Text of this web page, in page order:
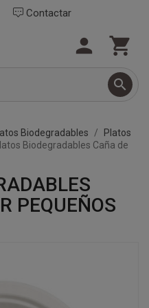
Contactar

 
Biodegradables
Platos
Biodegradables Caña de
PEQUEÑOS